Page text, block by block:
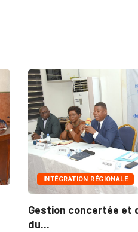
et durable du Bassin